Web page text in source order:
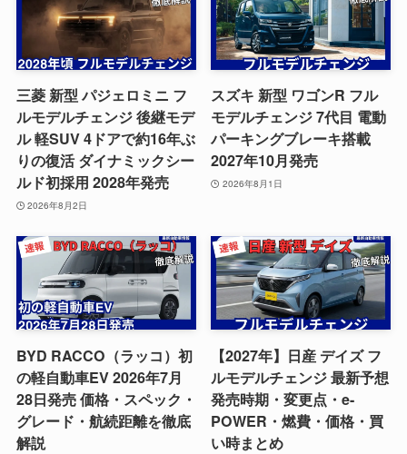
三菱 新型 パジェロミニ フ
ルモデルチェンジ 後継モデ
ル 軽SUV 4ドアで約16年ぶ
りの復活 ダイナミックシー
ルド初採用 2028年発売
2026年8月2日
スズキ 新型 ワゴンR フル
モデルチェンジ 7代目 電動
パーキングブレーキ搭載
2027年10月発売
2026年8月1日
BYD RACCO（ラッコ）初
の軽自動車EV 2026年7月
28日発売 価格・スペック・
グレード・航続距離を徹底
解説
【2027年】日産 デイズ フ
ルモデルチェンジ 最新予想
発売時期・変更点・e-
POWER・燃費・価格・買
い時まとめ